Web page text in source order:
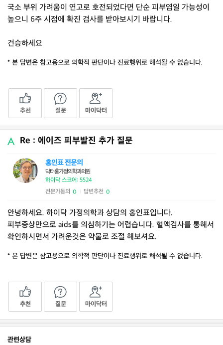
국소 부위 가려움이 연고로 호전되었다면 단순 피부염일 가능성이
높으니 6주 시점에 확진 검사를 받아보시기 바랍니다.
건승하세요
* 본 답변은 참고용으로 의학적 판단이나 진료행위로 해석될 수 없습니다.
추천 질문 마이닥터
Re : 에이즈 피부발진 추가 질문
홍인표 전문의
닥터홍가정의학과의원
하이닥 스코어: 5524
전문가동의 0 답변추천 0
안녕하세요. 하이닥 가정의학과 상담의 홍인표입니다.
피부증상만으로 aids를 의심하기는 어렵습니다. 혈액검사를 통해서
확인하시면서 가려운것은 약물로 조절 해보셔요.
* 본 답변은 참고용으로 의학적 판단이나 진료행위로 해석될 수 없습니다.
추천 질문 마이닥터
관련상담